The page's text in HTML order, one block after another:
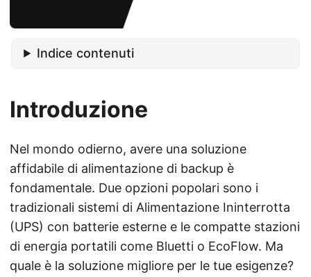
Indice contenuti
Introduzione
Nel mondo odierno, avere una soluzione
affidabile di alimentazione di backup è
fondamentale. Due opzioni popolari sono i
tradizionali sistemi di Alimentazione Ininterrotta
(UPS) con batterie esterne e le compatte stazioni
di energia portatili come Bluetti o EcoFlow. Ma
quale è la soluzione migliore per le tue esigenze?